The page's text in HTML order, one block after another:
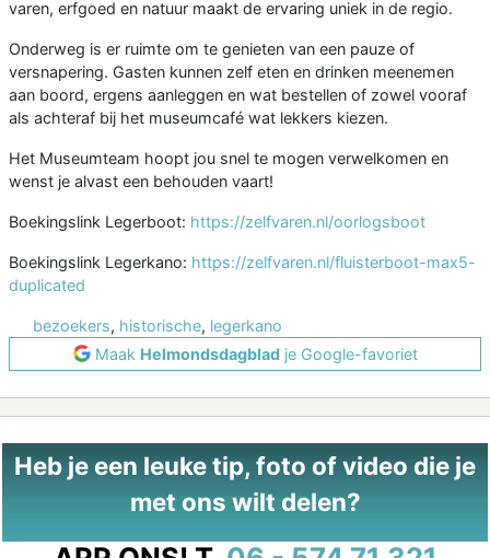
varen, erfgoed en natuur maakt de ervaring uniek in de regio.
Onderweg is er ruimte om te genieten van een pauze of
versnapering. Gasten kunnen zelf eten en drinken meenemen
aan boord, ergens aanleggen en wat bestellen of zowel vooraf
als achteraf bij het museumcafé wat lekkers kiezen.
Het Museumteam hoopt jou snel te mogen verwelkomen en
wenst je alvast een behouden vaart!
Boekingslink Legerboot: https://zelfvaren.nl/oorlogsboot
Boekingslink Legerkano: https://zelfvaren.nl/fluisterboot-max5-
duplicated
bezoekers, historische, legerkano
Maak Helmondsdagbladje Google-favoriet
Heb je een leuke tip, foto of video die je
met ons wilt delen?